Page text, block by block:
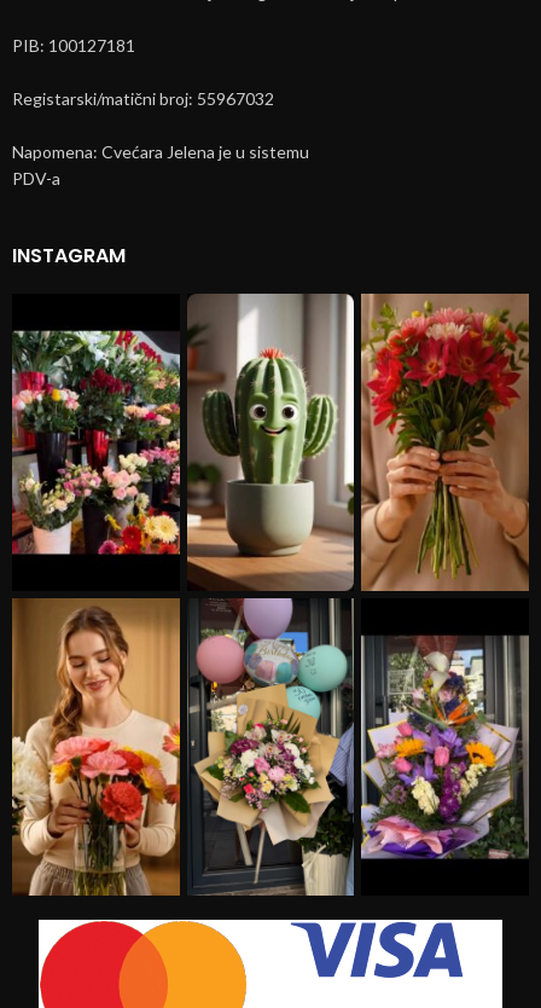
PIB: 100127181
Registarski/matični broj: 55967032
Napomena: Cvećara Jelena je u sistemu
PDV-a
INSTAGRAM